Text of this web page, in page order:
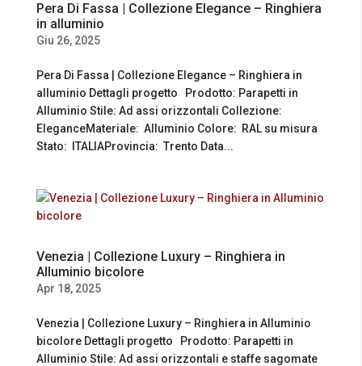
Pera Di Fassa | Collezione Elegance – Ringhiera
in alluminio
Giu 26, 2025
Pera Di Fassa | Collezione Elegance – Ringhiera in
alluminio Dettagli progetto Prodotto: Parapetti in
Alluminio Stile: Ad assi orizzontali Collezione:
EleganceMateriale: Alluminio Colore: RAL su misura
Stato: ITALIAProvincia: Trento Data...
Venezia | Collezione Luxury – Ringhiera in
Alluminio bicolore
Apr 18, 2025
Venezia | Collezione Luxury – Ringhiera in Alluminio
bicolore Dettagli progetto Prodotto: Parapetti in
Alluminio Stile: Ad assi orizzontali e staffe sagomate